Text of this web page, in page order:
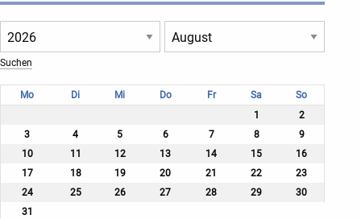
Mo Di Mi Do Fr Sa
So
1
2
3
4 5 6 7 8
9
10
11 12 13 14 15
16
17
18 19 20 21 22
23
24
25 26 27 28 29
30
31